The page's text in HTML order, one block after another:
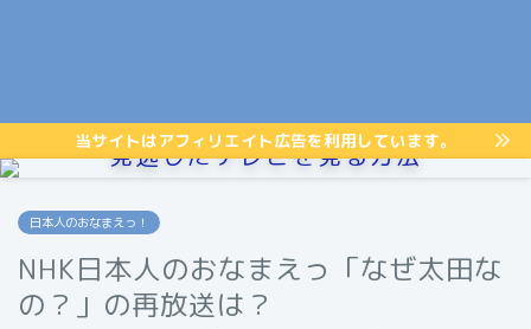
当サイトはアフィリエイト広告を利用しています。
見逃したテレビを見る方法
日本人のおなまえっ！
NHK日本人のおなまえっ「なぜ太田な
の？」の再放送は？